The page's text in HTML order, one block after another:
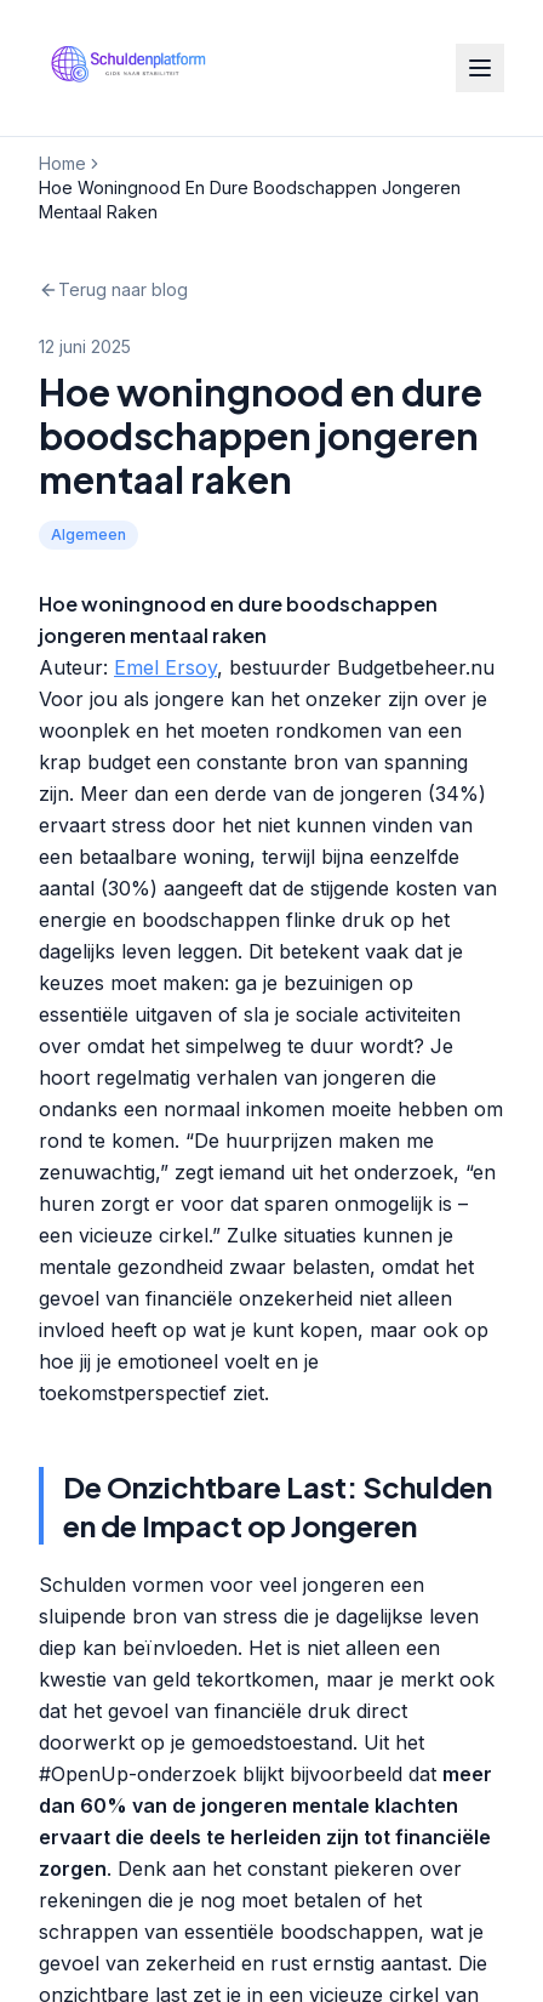
Home
Hoe Woningnood En Dure Boodschappen Jongeren
Mentaal Raken
Terug naar blog
12 juni 2025
Hoe woningnood en dure
boodschappen jongeren
mentaal raken
Algemeen
Hoe woningnood en dure boodschappen
jongeren mentaal raken
Auteur: Emel Ersoy, bestuurder Budgetbeheer.nu
Voor jou als jongere kan het onzeker zijn over je
woonplek en het moeten rondkomen van een
krap budget een constante bron van spanning
zijn. Meer dan een derde van de jongeren (34%)
ervaart stress door het niet kunnen vinden van
een betaalbare woning, terwijl bijna eenzelfde
aantal (30%) aangeeft dat de stijgende kosten van
energie en boodschappen flinke druk op het
dagelijks leven leggen. Dit betekent vaak dat je
keuzes moet maken: ga je bezuinigen op
essentiële uitgaven of sla je sociale activiteiten
over omdat het simpelweg te duur wordt? Je
hoort regelmatig verhalen van jongeren die
ondanks een normaal inkomen moeite hebben om
rond te komen. “De huurprijzen maken me
zenuwachtig,” zegt iemand uit het onderzoek, “en
huren zorgt er voor dat sparen onmogelijk is –
een vicieuze cirkel.” Zulke situaties kunnen je
mentale gezondheid zwaar belasten, omdat het
gevoel van financiële onzekerheid niet alleen
invloed heeft op wat je kunt kopen, maar ook op
hoe jij je emotioneel voelt en je
toekomstperspectief ziet.
De Onzichtbare Last: Schulden
en de Impact op Jongeren
Schulden vormen voor veel jongeren een
sluipende bron van stress die je dagelijkse leven
diep kan beïnvloeden. Het is niet alleen een
kwestie van geld tekortkomen, maar je merkt ook
dat het gevoel van financiële druk direct
doorwerkt op je gemoedstoestand. Uit het
#OpenUp-onderzoek blijkt bijvoorbeeld dat meer
dan 60% van de jongeren mentale klachten
ervaart die deels te herleiden zijn tot financiële
zorgen. Denk aan het constant piekeren over
rekeningen die je nog moet betalen of het
schrappen van essentiële boodschappen, wat je
gevoel van zekerheid en rust ernstig aantast. Die
onzichtbare last zet je in een vicieuze cirkel van